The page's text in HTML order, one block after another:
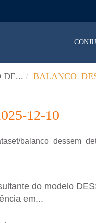
DE...
12-10
do modelo
em...